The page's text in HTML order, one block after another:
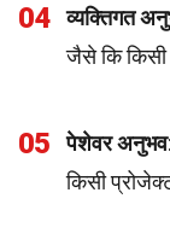
04 व्यक्तिगत
जैसे कि किसी
05 पेशेवर अनुभव
किसी